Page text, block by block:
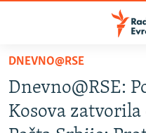
Pređite
glavni
sadržaj
Pređite
BOSNA I HERCEGOVINA
SRBIJA
DNEVNO@RSE
Dnevno@RSE:
Kosova